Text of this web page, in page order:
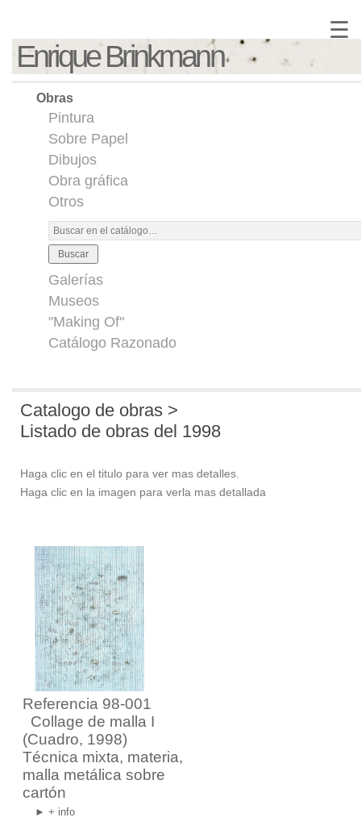
☰
Enrique Brinkmann
Obras
Pintura
Sobre Papel
Dibujos
Obra gráfica
Otros
Buscar
Galerías
Museos
"Making Of"
Catálogo Razonado
Catalogo de obras >
Listado de obras del 1998
Haga clic en el titulo para ver mas detalles.
Haga clic en la imagen para verla mas detallada
Referencia 98-001
Collage de malla I
(Cuadro, 1998)
Técnica mixta, materia,
malla metálica sobre
cartón
► + info